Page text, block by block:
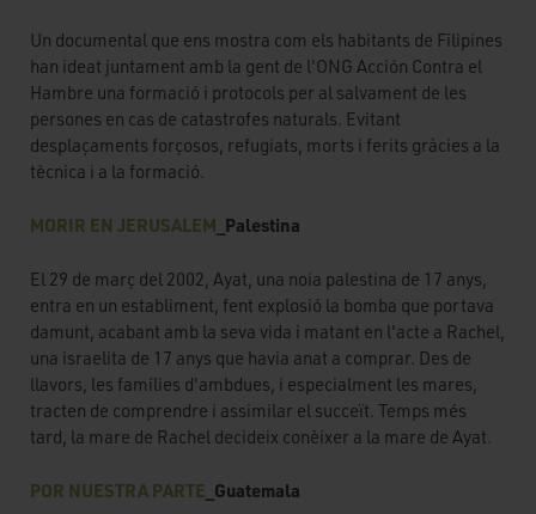
Un documental que ens mostra com els habitants de Filipines
han ideat juntament amb la gent de l'ONG Acción Contra el
Hambre una formació i protocols per al salvament de les
persones en cas de catastrofes naturals. Evitant
desplaçaments forçosos, refugiats, morts i ferits gràcies a la
tècnica i a la formació.
MORIR EN JERUSALEM _Palestina
El 29 de març del 2002, Ayat, una noia palestina de 17 anys,
entra en un establiment, fent explosió la bomba que portava
damunt, acabant amb la seva vida i matant en l'acte a Rachel,
una israelita de 17 anys que havia anat a comprar. Des de
llavors, les famílies d'ambdues, i especialment les mares,
tracten de comprendre i assimilar el succeït. Temps més
tard, la mare de Rachel decideix conèixer a la mare de Ayat.
POR NUESTRA PARTE _Guatemala